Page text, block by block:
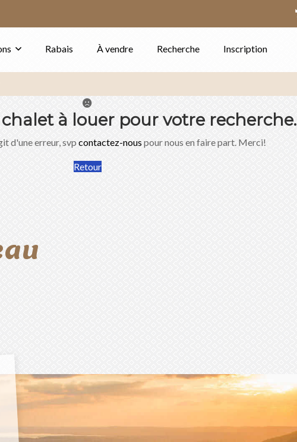
Rabais À vendre Recherche Inscription
à louer pour votre recherche.
d'une erreur, svpcontactez-nouspour nous en faire part. Merci!
Retour